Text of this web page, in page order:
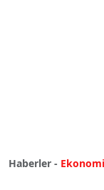
Haberler - Ekonomi